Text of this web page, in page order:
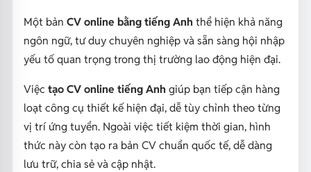
Một bản CV online bằng tiếng Anh thể hiện khả năng
ngôn ngữ, tư duy chuyên nghiệp và sẵn sàng hội nhập
yếu tố quan trọng trong thị trường lao động hiện đại.
Việc tạo CV online tiếng Anh giúp bạn tiếp cận hàng
loạt công cụ thiết kế hiện đại, dễ tùy chỉnh theo từng
vị trí ứng tuyển. Ngoài việc tiết kiệm thời gian, hình
thức này còn tạo ra bản CV chuẩn quốc tế, dễ dàng
lưu trữ, chia sẻ và cập nhật.